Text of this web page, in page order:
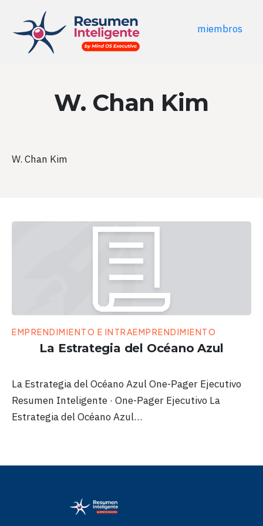
miembros
W. Chan Kim
W. Chan Kim
EMPRENDIMIENTO E INTRAEMPRENDIMIENTO
La Estrategia del Océano Azul
La Estrategia del Océano Azul One-Pager Ejecutivo
Resumen Inteligente · One-Pager Ejecutivo La
Estrategia del Océano Azul…